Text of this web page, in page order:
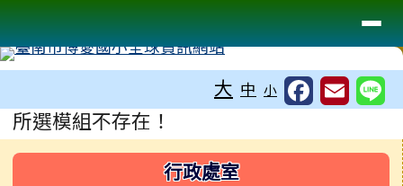
跳至主內容區
臺南市博愛國小全球資訊網站
導覽列
大 中 小
主內容區域
所選模組不存在！
左邊區域內容 行政處室
頁尾區域